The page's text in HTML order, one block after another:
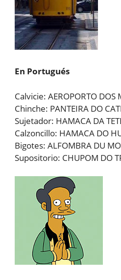
En Portugués
Calvicie: AEROPORTO DOS
Chinche: PANTEIRA DO
Sujetador: HAMACA DA
Calzoncillo: HAMACA DO
Bigotes: ALFOMBRA DU
Supositorio: CHUPOM DO